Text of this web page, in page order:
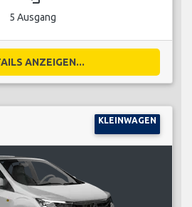
5 Ausgang
ANZEIGEN...
KLEINWAGEN